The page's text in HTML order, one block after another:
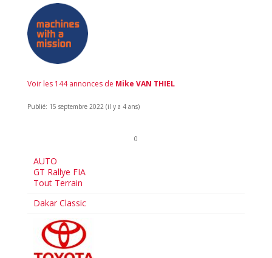
Voir les 144 annonces de Mike VAN THIEL
Publié: 15 septembre 2022 (il y a 4 ans)
0
AUTO
GT Rallye FIA
Tout Terrain
Dakar Classic